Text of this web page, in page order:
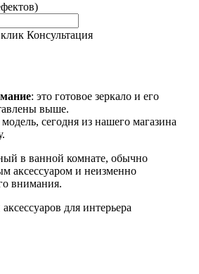
Консультация
: это готовое зеркало и его
выше.
сегодня из нашего магазина
в ванной комнате, обычно
аксессуаром и неизменно
внимания.
для интерьера